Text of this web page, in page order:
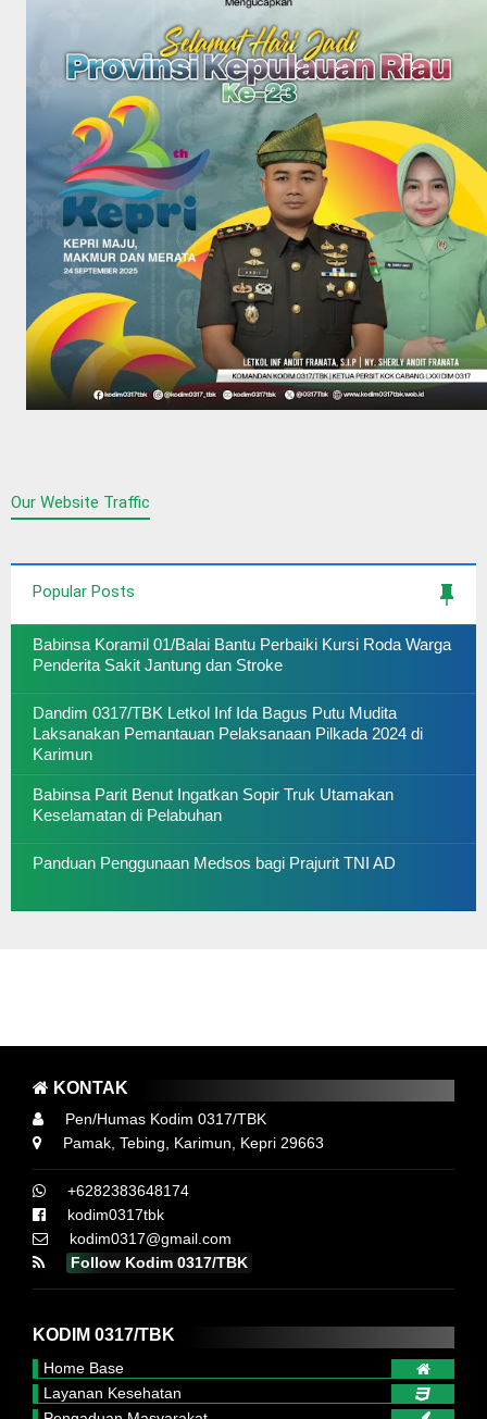
Our Website Traffic
Popular Posts
Babinsa Koramil 01/Balai Bantu Perbaiki Kursi Roda Warga
Penderita Sakit Jantung dan Stroke
Dandim 0317/TBK Letkol Inf Ida Bagus Putu Mudita
Laksanakan Pemantauan Pelaksanaan Pilkada 2024 di
Karimun
Babinsa Parit Benut Ingatkan Sopir Truk Utamakan
Keselamatan di Pelabuhan
Panduan Penggunaan Medsos bagi Prajurit TNI AD
KONTAK
Pen/Humas Kodim 0317/TBK
Pamak, Tebing, Karimun, Kepri 29663
+6282383648174
kodim0317tbk
kodim0317@gmail.com
Follow Kodim 0317/TBK
KODIM 0317/TBK
Home Base
Layanan Kesehatan